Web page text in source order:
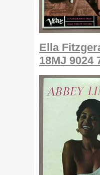
Ella
18MJ 9024